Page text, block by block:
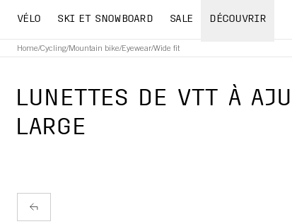
VÉLO SKI ET SNOWBOARD SALE DÉCOUVRIR
Home/Cycling/Mountain bike/Eyewear/Wide fit
LUNETTES DE VTT À
LARGE